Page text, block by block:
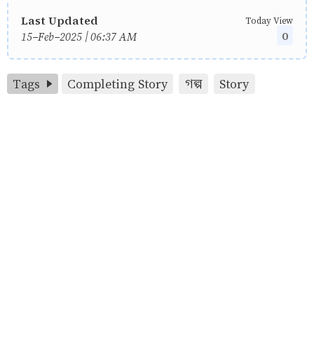
Last Updated
15-Feb-2025 | 06:37 AM
Today View
0
Tags Completing Story গল্প Story